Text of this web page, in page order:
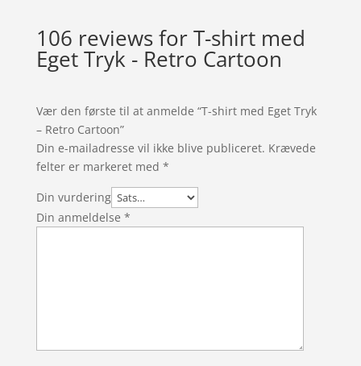
106 reviews forT-shirt med
Eget Tryk - Retro Cartoon
Vær den første til at anmelde “T-shirt med Eget Tryk
– Retro Cartoon”
Din e-mailadresse vil ikke blive publiceret. Krævede
felter er markeret med *
Din vurdering
Din anmeldelse *